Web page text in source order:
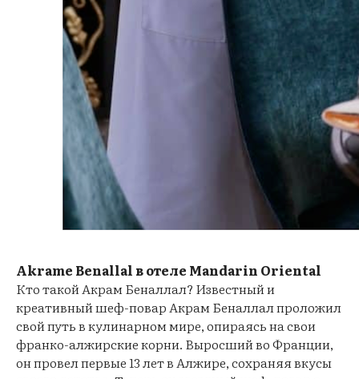
Akrame Benallal в отеле Mandarin Oriental
Кто такой Акрам Беналлал? Известный и
креативный шеф-повар Акрам Беналлал проложил
свой путь в кулинарном мире, опираясь на свои
франко-алжирские корни. Выросший во Франции,
он провел первые 13 лет в Алжире, сохраняя вкусы